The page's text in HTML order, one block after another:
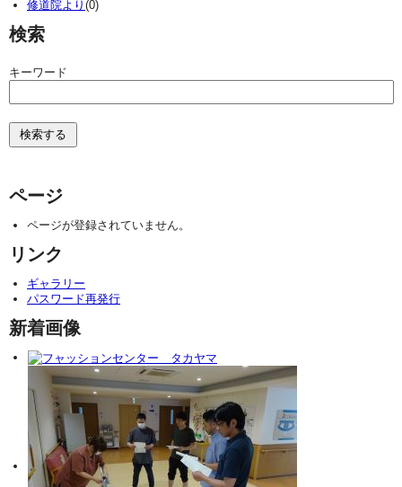
修道院より (0)
検索
キーワード
ページ
ページが登録されていません。
リンク
ギャラリー
パスワード再発行
新着画像